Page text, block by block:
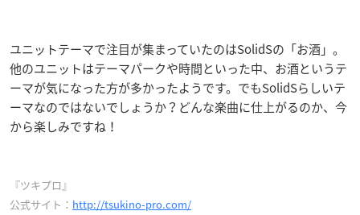
ユニットテーマで注目が集まっていたのはSolidSの「お酒」。
他のユニットはテーマパークや時間といった中、お酒というテ
ーマが気になった方が多かったようです。でもSolidSらしいテ
ーマなのではないでしょうか？どんな楽曲に仕上がるのか、今
から楽しみですね！
『ツキプロ』
公式サイト： http://tsukino-pro.com/